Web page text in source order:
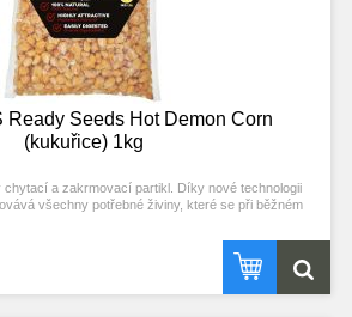
Ready Seeds Hot Demon Corn
(kukuřice) 1kg
chytací a zakrmovací partikl. Díky nové technologii
všechny potřebné živiny, které se při běžném
metodou pro zachování jejich maximální atraktivity.
partiklu: KUKUŘICE Příchuť: HOT DEMON (stejné